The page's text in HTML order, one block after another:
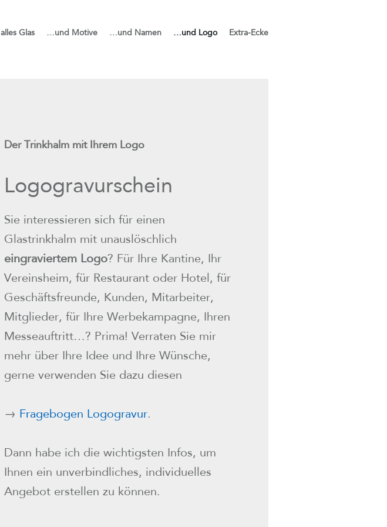
alles Glas …und Motive …und Namen …und Logo Extra-Ecke
Der Trinkhalm mit Ihrem Logo
Logogravurschein
Sie interessieren sich für einen
Glastrinkhalm mit unauslöschlich
eingraviertem Logo? Für Ihre Kantine, Ihr
Vereinsheim, für Restaurant oder Hotel, für
Geschäftsfreunde, Kunden, Mitarbeiter,
Mitglieder, für Ihre Werbekampagne, Ihren
Messeauftritt…? Prima! Verraten Sie mir
mehr über Ihre Idee und Ihre Wünsche,
gerne verwenden Sie dazu diesen
→ Fragebogen Logogravur.
Dann habe ich die wichtigsten Infos, um
Ihnen ein unverbindliches, individuelles
Angebot erstellen zu können.